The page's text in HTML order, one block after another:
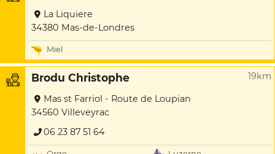
La Liquiere
34380 Mas-de-Londres
Miel
Brodu Christophe 19km
Mas st Farriol - Route de Loupian
34560 Villeveyrac
06 23 87 51 64